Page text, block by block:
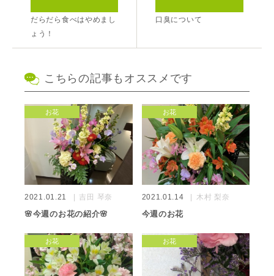
だらだら食べはやめまし
ょう！
口臭について
こちらの記事もオススメです
お花
2021.01.21 吉田 琴奈
🌸今週のお花の紹介🌸
お花
2021.01.14 木村 梨奈
今週のお花
お花 お花